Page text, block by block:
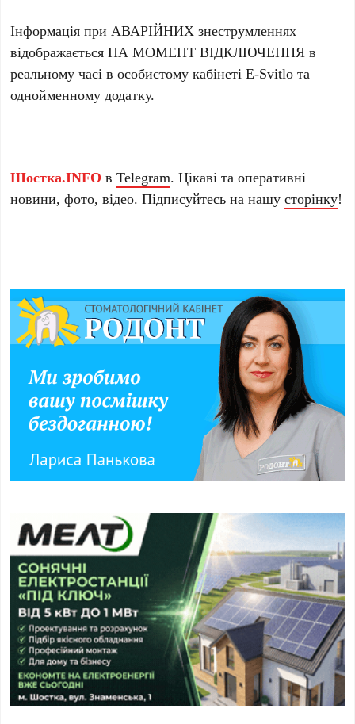
Інформація при АВАРІЙНИХ знеструмленнях
відображається НА МОМЕНТ ВІДКЛЮЧЕННЯ в
реальному часі в особистому кабінеті E-Svitlo та
однойменному додатку.
Шостка.INFO вTelegram. Цікаві та оперативні
новини, фото, відео. Підписуйтесь на нашусторінку!